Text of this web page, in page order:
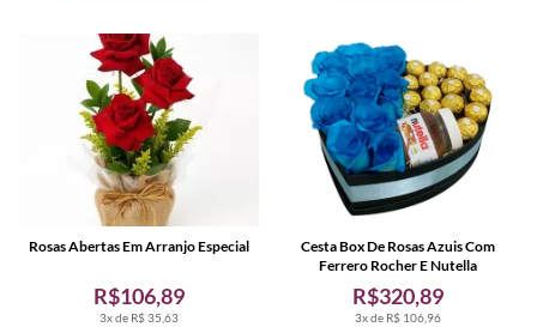
3x de R$ 35,63
R$106,89
Rosas Abertas Em Arranjo Especial
3x de R$ 106,96
R$320,89
Cesta Box De Rosas Azuis Com
Ferrero Rocher E Nutella